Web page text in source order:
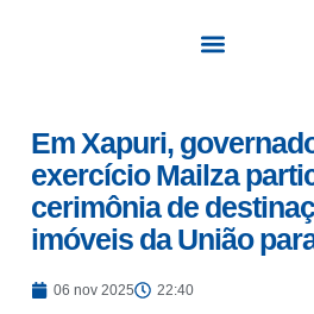
Em Xapuri,
exercício Mailza
cerimônia de
imóveis da União
06 nov 2025 22:40